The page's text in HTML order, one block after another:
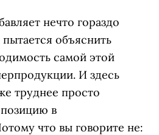
нечто гораздо
объяснить
самой этой
И здесь
труднее просто
в
что вы говорите не: